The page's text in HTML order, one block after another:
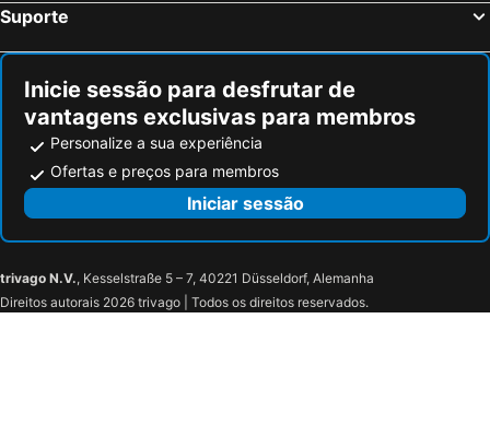
Suporte
Inicie sessão para desfrutar de
vantagens exclusivas para membros
Personalize a sua experiência
Ofertas e preços para membros
Iniciar sessão
trivago N.V., Kesselstraße 5 – 7, 40221 Düsseldorf, Alemanha
Direitos autorais 2026 trivago | Todos os direitos reservados.